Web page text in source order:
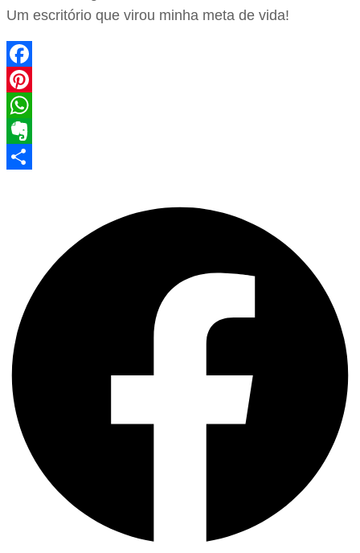
Um escritório que virou minha meta de vida!
Facebook
Pinterest
WhatsApp
Evernote